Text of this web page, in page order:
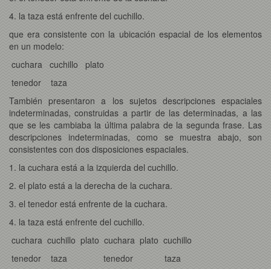
4. la taza está enfrente del cuchillo.
que era consistente con la ubicación espacial de los elementos
en un modelo:
cuchara cuchillo plato
tenedor taza
También presentaron a los sujetos descripciones espaciales
indeterminadas, construidas a partir de las determinadas, a las
que se les cambiaba la última palabra de la segunda frase. Las
descripciones indeterminadas, como se muestra abajo, son
consistentes con dos disposiciones espaciales.
1. la cuchara está a la izquierda del cuchillo.
2. el plato está a la derecha de la cuchara.
3. el tenedor está enfrente de la cuchara.
4. la taza está enfrente del cuchillo.
cuchara cuchillo plato cuchara plato cuchillo
tenedor taza tenedor taza